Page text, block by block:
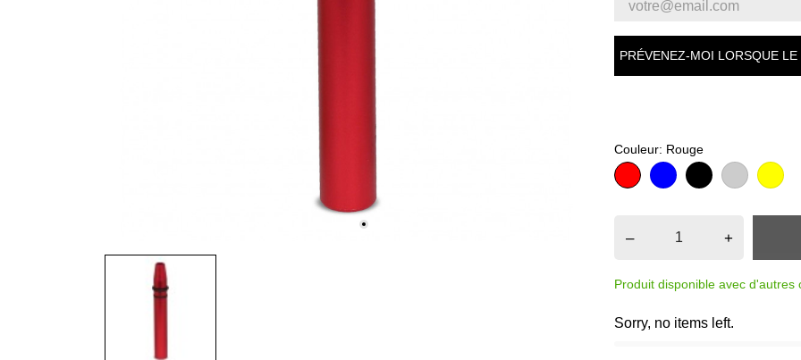
PRÉVENEZ-MOI LORSQUE
Couleur: Rouge
RougeBleu Noir Argent
Or
– +
Produit disponible avec d'autres
Sorry, no items left.